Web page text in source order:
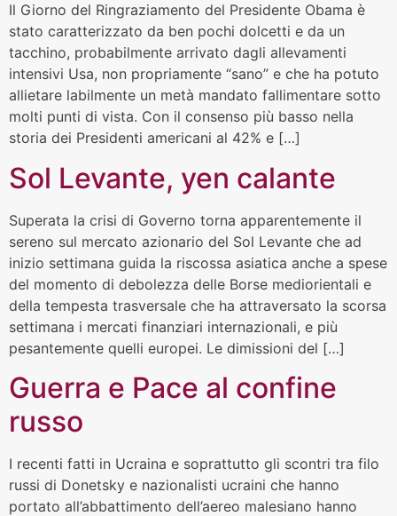
Il Giorno del Ringraziamento del Presidente Obama è
stato caratterizzato da ben pochi dolcetti e da un
tacchino, probabilmente arrivato dagli allevamenti
intensivi Usa, non propriamente “sano” e che ha potuto
allietare labilmente un metà mandato fallimentare sotto
molti punti di vista. Con il consenso più basso nella
storia dei Presidenti americani al 42% e […]
Sol Levante, yen calante
Superata la crisi di Governo torna apparentemente il
sereno sul mercato azionario del Sol Levante che ad
inizio settimana guida la riscossa asiatica anche a spese
del momento di debolezza delle Borse mediorientali e
della tempesta trasversale che ha attraversato la scorsa
settimana i mercati finanziari internazionali, e più
pesantemente quelli europei. Le dimissioni del […]
Guerra e Pace al confine
russo
I recenti fatti in Ucraina e soprattutto gli scontri tra filo
russi di Donetsky e nazionalisti ucraini che hanno
portato all’abbattimento dell’aereo malesiano hanno